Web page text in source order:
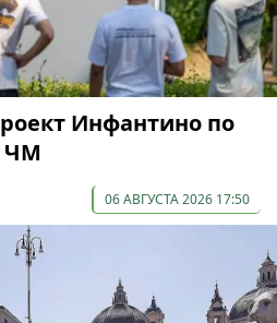
Инфантино по
ЧМ
06 АВГУСТА 2026 17:50